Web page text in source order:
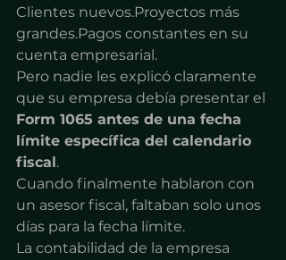
Clientes nuevos.Proyectos más
grandes.Pagos constantes en su
cuenta empresarial.
Pero nadie les explicó claramente
que su empresa debía presentar el
Form 1065 antes de una fecha
límite específica del calendario
fiscal .
Cuando finalmente hablaron con
un asesor fiscal, faltaban solo unos
días para la fecha límite.
La contabilidad de la empresa